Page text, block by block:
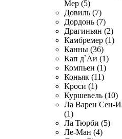
Мер (5)
Довиль (7)
Дордонь (7)
Драгиньян (2)
Камбремер (1)
Канны (36)
Кап д`Аи (1)
Компьен (1)
Коньяк (11)
Кроси (1)
Куршевель (10)
Ла Варен Сен-
(1)
Ла Тюрби (5)
Ле-Ман (4)